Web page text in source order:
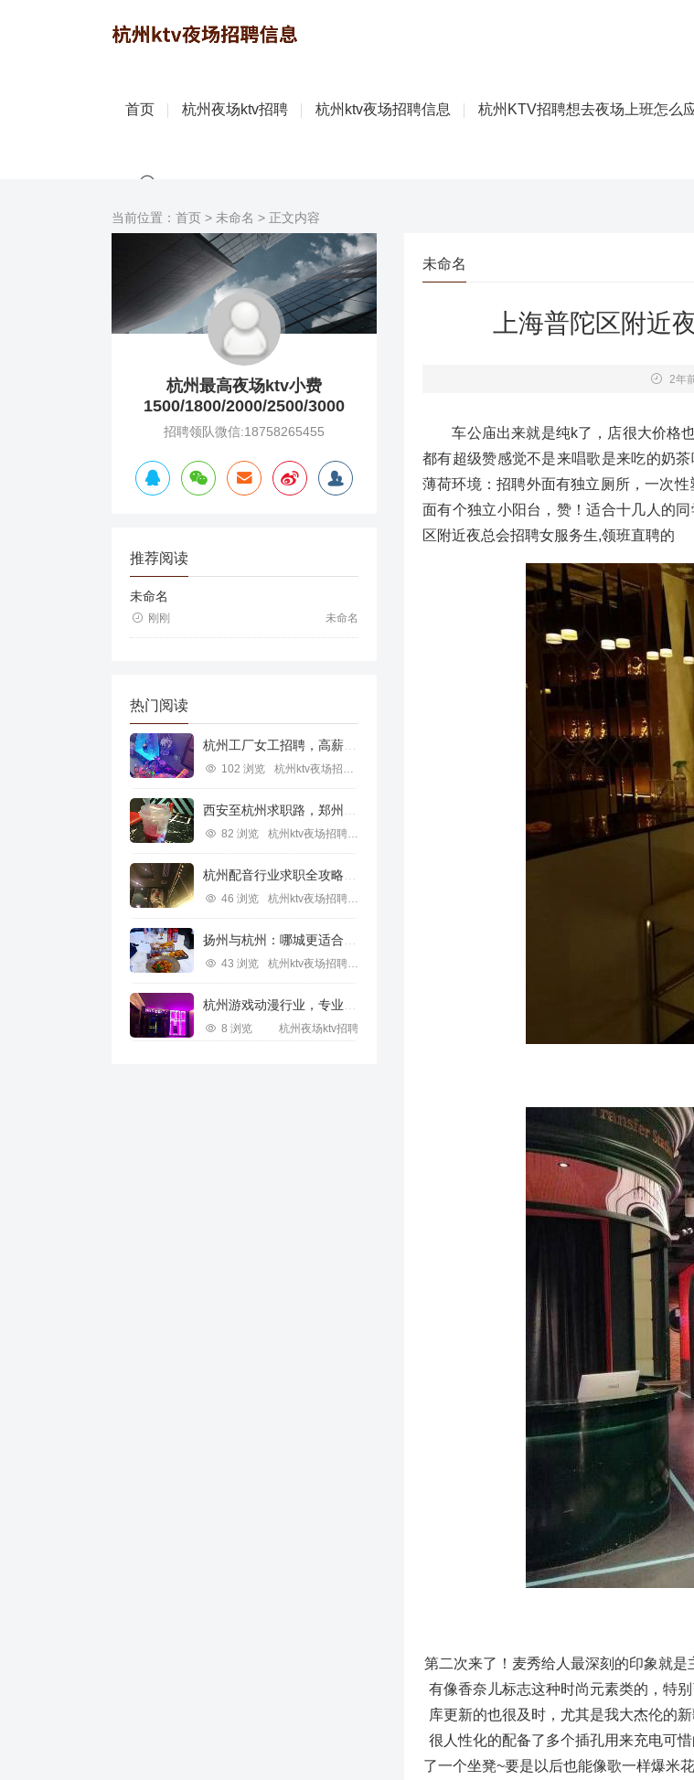
首页 杭州夜场ktv招聘 杭州ktv夜场招聘信息 杭州KTV招聘想去夜场上班怎么
当前位置： 首页 > 未命名 > 正文内容
杭州最高夜场ktv小费
1500/1800/2000/2500/3000
招聘领队微信:18758265455
推荐阅读
未命名
刚刚 未命名
热门阅读
102 浏览 杭州ktv夜场招聘信息
82 浏览 杭州ktv夜场招聘信息
46 浏览 杭州ktv夜场招聘信息
43 浏览 杭州ktv夜场招聘信息
8 浏览 杭州夜场ktv招聘
未命名
上海普陀区附近
2年
车公庙出来就是纯k了，店很大价格也
都有超级赞感觉不是来唱歌是来吃的奶
薄荷环境：招聘外面有独立厕所，一次
面有个独立小阳台，赞！适合十几人的
区附近夜总会招聘女服务生,领班直聘的
第二次来了！麦秀给人最深刻的印象就
有像香奈儿标志这种时尚元素类的，特
库更新的也很及时，尤其是我大杰伦的
很人性化的配备了多个插孔用来充电可
了一个坐凳~要是以后也能像歌一样爆米